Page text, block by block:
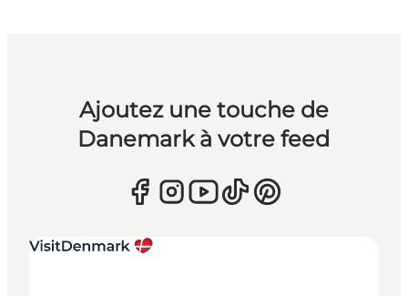
Ajoutez une touche de
Danemark à votre feed